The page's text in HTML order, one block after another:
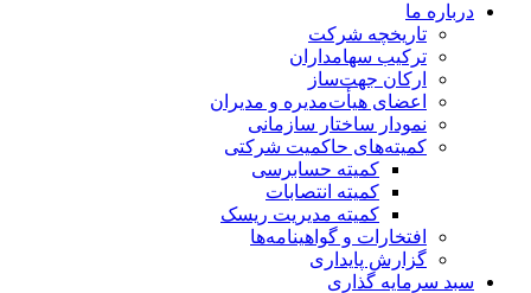
درباره ما
تاریخچه شرکت
ترکیب سهامداران
ارکان جهت‌ساز
اعضای هیأت‌مدیره و مدیران
نمودار ساختار سازمانی
کمیته‌های حاکمیت شرکتی
کمیته حسابرسی
کمیته انتصابات
کمیته مدیریت ریسک
افتخارات و گواهینامه‌ها
گزارش پایداری
سبد سرمایه گذاری